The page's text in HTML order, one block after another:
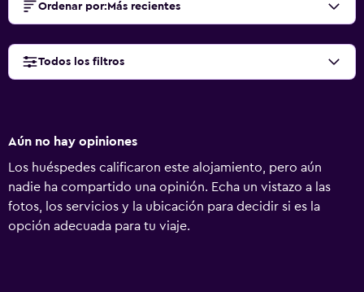
Ordenar por: Más recientes
Todos los filtros
Aún no hay opiniones
Los huéspedes calificaron este alojamiento, pero aún
nadie ha compartido una opinión. Echa un vistazo a las
fotos, los servicios y la ubicación para decidir si es la
opción adecuada para tu viaje.